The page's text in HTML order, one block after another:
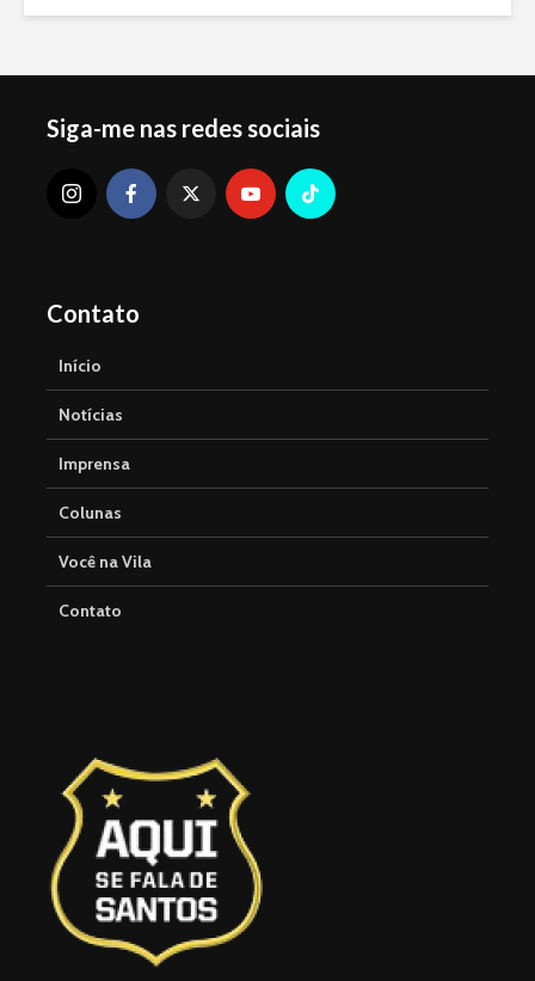
Siga-me nas redes sociais
Contato
Início
Notícias
Imprensa
Colunas
Você na Vila
Contato